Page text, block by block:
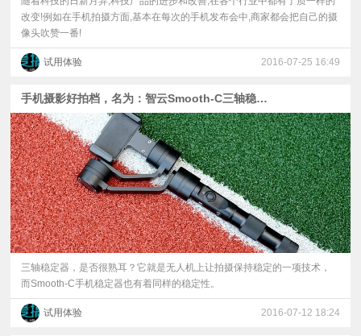
评
视
频
科
普
体
验
改变!例如在手机拍摄方面,基本在每次的手机发布会中,商家都会把自己的摄
像头吹赞一番!
试用体验 2016-07-25 16:49
手机摄影好拍档，名为：智云Smooth-C三轴稳定器
三轴稳定器，是否很熟耳？它就是无人机上让拍摄保持稳定的一项技术，
而Smooth-C手机稳定器也有着同样的稳定性。
试用体验 2016-07-12 18:24